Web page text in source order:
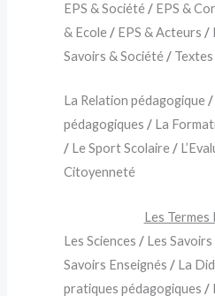
EPS & Société/ EPS &
& Ecole/ EPS & Acteurs/
Savoirs & Société/
La Relation pédagogique/
pédagogiques/ La
/ Le Sport Scolaire/
Citoyenneté
Les Termes
Les Sciences/ Les
Savoirs Enseignés / La
pratiques pédagogiques/